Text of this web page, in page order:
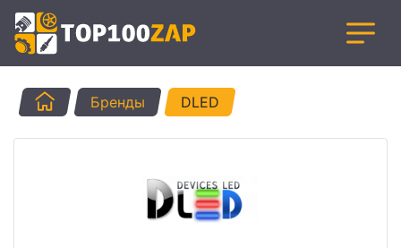
ГлавнаяБренды DLED